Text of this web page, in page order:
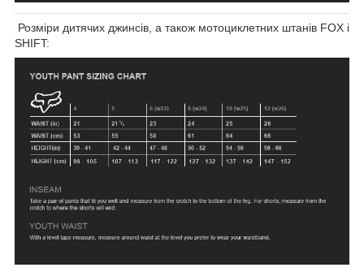
Розміри дитячих джинсів, а також мотоциклетних штанів FOX і
SHIFT: